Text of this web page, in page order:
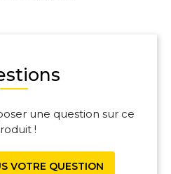
une question sur ce
!
VOTRE QUESTION